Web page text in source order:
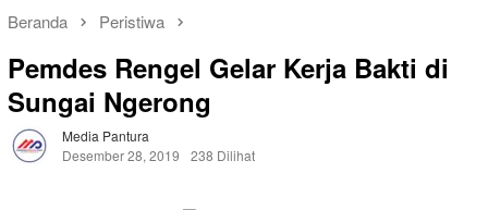
Beranda Peristiwa
Pemdes Rengel Gelar Kerja Bakti di
Sungai Ngerong
Media Pantura
Desember 28, 2019
238 Dilihat